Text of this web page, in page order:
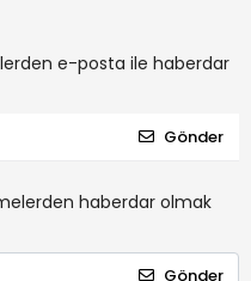
e-posta ile haberdar
Gönder
haberdar olmak
Gönder